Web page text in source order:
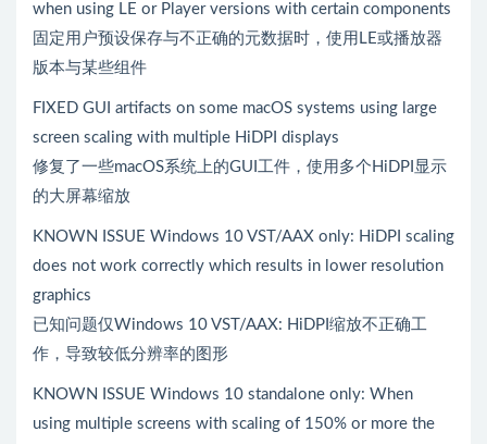
when using LE or Player versions with certain components
固定用户预设保存与不正确的元数据时，使用LE或播放器
版本与某些组件
FIXED GUI artifacts on some macOS systems using large
screen scaling with multiple HiDPI displays
修复了一些macOS系统上的GUI工件，使用多个HiDPI显示
的大屏幕缩放
KNOWN ISSUE Windows 10 VST/AAX only: HiDPI scaling
does not work correctly which results in lower resolution
graphics
已知问题仅Windows 10 VST/AAX: HiDPI缩放不正确工
作，导致较低分辨率的图形
KNOWN ISSUE Windows 10 standalone only: When
using multiple screens with scaling of 150% or more the